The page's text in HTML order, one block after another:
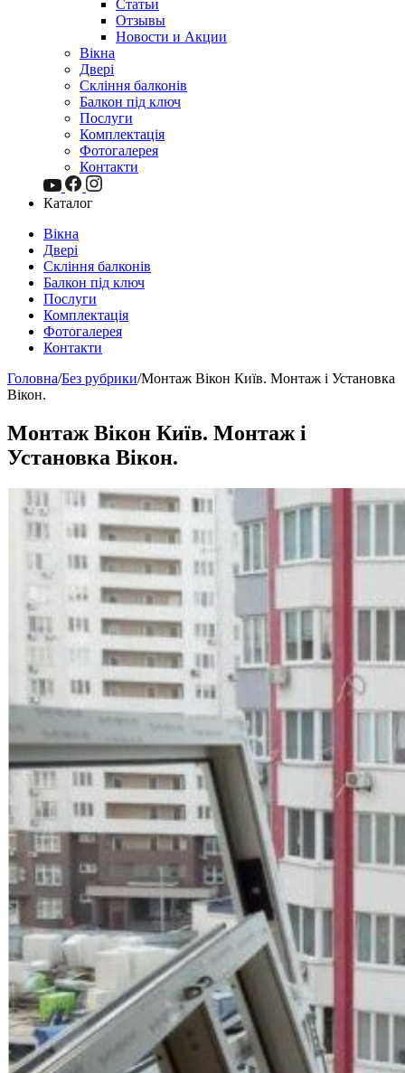
Статьи
Отзывы
Новости и Акции
Вікна
Двері
Скління балконів
Балкон під ключ
Послуги
Комплектація
Фотогалерея
Контакти
Каталог
Вікна
Двері
Скління балконів
Балкон під ключ
Послуги
Комплектація
Фотогалерея
Контакти
Головна/Без рубрики/Монтаж Вікон Київ. Монтаж і Установка
Вікон.
Монтаж Вікон Київ. Монтаж і
Установка Вікон.